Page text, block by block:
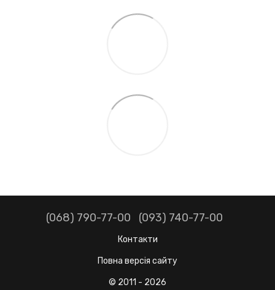
(068) 790-77-00 (093) 740-77-00
Контакти
Повна версія сайту
© 2011 - 2026